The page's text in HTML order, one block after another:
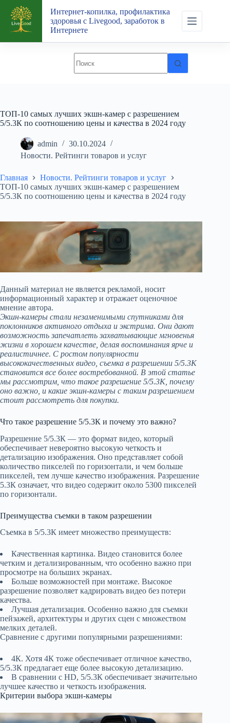
Перейти
сути
Интернет-копилка, профилактика
здоровья с Livegood, заработок в
Интернете
ТОП-10 самых лучших экшн-камер с разрешением
5/5.3К по соотношению цены и качества в 2024 году
admin
30.10.2024
Новости. Рейтинги товаров и услуг
Главная
Новости. Рейтинги товаров и услуг
ТОП-10 самых лучших экшн-камер с разрешением
5/5.3К по соотношению цены и качества в 2024 году
Данный материал не является рекламой, носит
информационный характер и отражает оценочное
мнение автора.
Экшн-камеры стали незаменимыми спутниками для
поклонников активного отдыха и экстрима. Они дают
возможность запечатлеть захватывающие мгновенья
жизни в хорошем качестве, делая воспоминания ярче и
реалистичнее. С ростом популярности
высококачественных видео, съемка в разрешении 5/5.3К
становится все более востребованной. В этой статье
мы рассмотрим, что такое разрешение 5/5.3К, почему
оно важно, и какие экшн-камеры с таким разрешением
стоит рассмотреть для покупки.
Что такое разрешение 5/5.3К и почему это важно?
Разрешение 5/5.3К — это формат видео, который
обеспечивает невероятно высокую четкость и
детализацию изображения. Оно представляет собой
количество пикселей по горизонтали, и чем больше
пикселей, тем лучше качество изображения. Разрешение
5.3К означает, что видео содержит около 5300 пикселей
по горизонтали.
Преимущества съемки в таком разрешении
Съемка в 5/5.3К имеет множество преимуществ:
Качественная картинка. Видео становится более
четким и детализированным, что особенно важно при
просмотре на больших экранах.
Больше возможностей при монтаже. Высокое
разрешение позволяет кадрировать видео без потери
качества.
Лучшая детализация. Особенно важно для съемки
пейзажей, архитектуры и других сцен с множеством
мелких деталей.
Сравнение с другими популярными разрешениями:
4К. Хотя 4К тоже обеспечивает отличное качество,
5/5.3К предлагает еще более высокую детализацию.
В сравнении с HD, 5/5.3К обеспечивает значительно
лучшее качество и четкость изображения.
Критерии выбора экшн-камеры